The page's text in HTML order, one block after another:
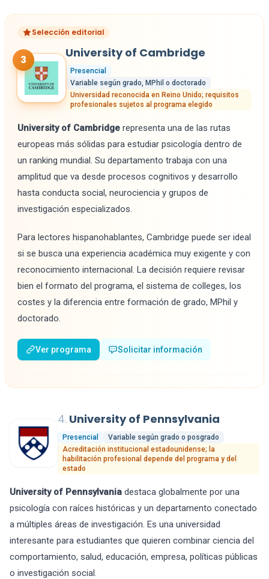
Selección editorial
3 University of Cambridge
Presencial
Variable según grado, MPhil o doctorado
Universidad reconocida en Reino Unido; requisitos
profesionales sujetos al programa elegido
University of Cambridge representa una de las rutas
europeas más sólidas para estudiar psicología dentro de
un ranking mundial. Su departamento trabaja con una
amplitud que va desde procesos cognitivos y desarrollo
hasta conducta social, neurociencia y grupos de
investigación especializados.
Para lectores hispanohablantes, Cambridge puede ser ideal
si se busca una experiencia académica muy exigente y con
reconocimiento internacional. La decisión requiere revisar
bien el formato del programa, el sistema de colleges, los
costes y la diferencia entre formación de grado, MPhil y
doctorado.
Ver programa Solicitar información
4. University of Pennsylvania
Presencial
Variable según grado o posgrado
Acreditación institucional estadounidense; la
habilitación profesional depende del programa y del
estado
University of Pennsylvania destaca globalmente por una
psicología con raíces históricas y un departamento conectado
a múltiples áreas de investigación. Es una universidad
interesante para estudiantes que quieren combinar ciencia del
comportamiento, salud, educación, empresa, políticas públicas
o investigación social.